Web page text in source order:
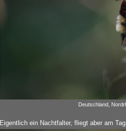
Deutschland,
Eigentlich ein Nachtfalter, fliegt aber am